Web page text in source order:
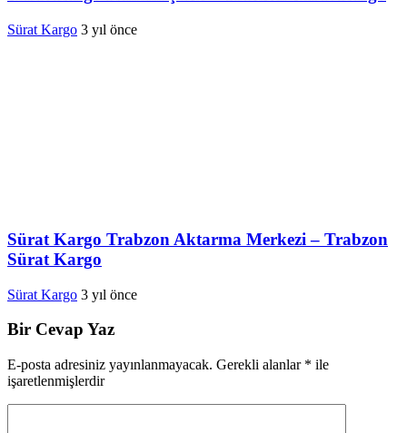
Sürat Kargo 3 yıl önce
Sürat Kargo Trabzon Aktarma Merkezi – Trabzon
Sürat Kargo
Sürat Kargo 3 yıl önce
Bir Cevap Yaz
E-posta adresiniz yayınlanmayacak. Gerekli alanlar * ile
işaretlenmişlerdir